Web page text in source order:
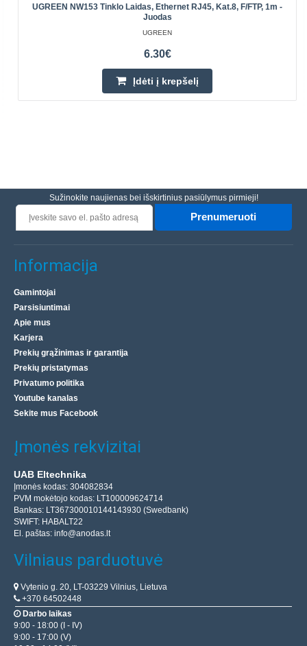
UGREEN NW153 Tinklo Laidas, Ethernet RJ45, Kat.8, F/FTP, 1m -
Juodas
UGREEN
6.30€
Įdėti į krepšelį
Sužinokite naujienas bei išskirtinius pasiūlymus pirmieji!
Prenumeruoti
Informacija
Gamintojai
Parsisiuntimai
Apie mus
Karjera
Prekių grąžinimas ir garantija
Prekių pristatymas
Privatumo politika
Youtube kanalas
Sekite mus Facebook
Įmonės rekvizitai
UAB Eltechnika
Įmonės kodas: 304082834
PVM mokėtojo kodas: LT100009624714
Bankas: LT367300010144143930 (Swedbank)
SWIFT: HABALT22
El. paštas: info@anodas.lt
Vilniaus parduotuvė
Vytenio g. 20, LT-03229 Vilnius, Lietuva
+370 64502448
Darbo laikas
9:00 - 18:00 (I - IV)
9:00 - 17:00 (V)